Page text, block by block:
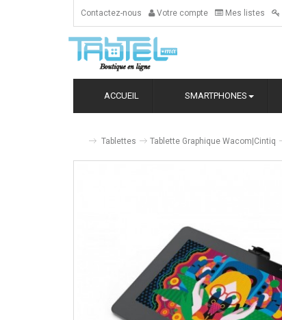
Contactez-nous Votre compte Mes listes
ACCUEIL SMARTPHONES
Tablettes Tablette Graphique Wacom|Cintiq